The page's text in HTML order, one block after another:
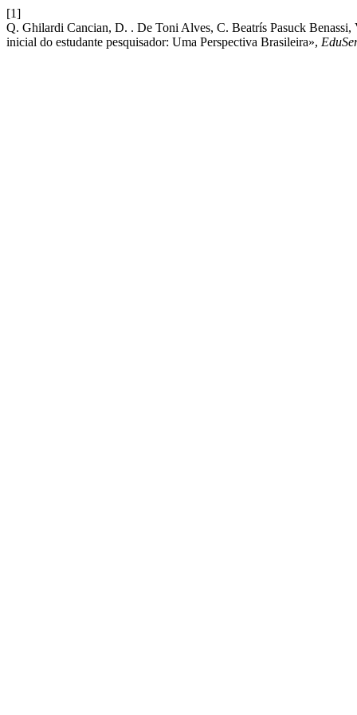
[1]
Q. Ghilardi Cancian, D. . De Toni Alves, C. Beatrís Pasuck
inicial do estudante pesquisador: Uma Perspectiva Brasileira»,